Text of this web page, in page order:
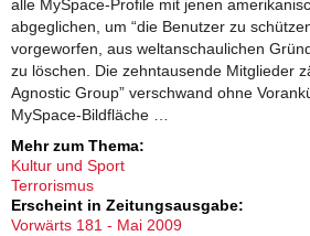
alle MySpace-Profile mit jenen
abgeglichen, um “die Benutzer zu
vorgeworfen, aus weltanschaulichen
zu löschen. Die zehntausende Mitglieder
Agnostic Group” verschwand ohne
MySpace-Bildfläche …
Mehr zum Thema:
Kultur und Sport
Terrorismus
Erscheint in Zeitungsausgabe:
Vorwärts 181 - Mai 2009